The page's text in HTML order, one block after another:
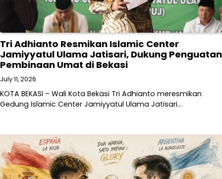
Tri Adhianto Resmikan Islamic Center
Jamiyyatul Ulama Jatisari, Dukung Penguatan
Pembinaan Umat di Bekasi
July 11, 2026
KOTA BEKASI – Wali Kota Bekasi Tri Adhianto meresmikan
Gedung Islamic Center Jamiyyatul Ulama Jatisari…